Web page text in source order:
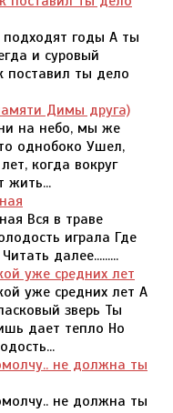
годы А ты
и суровый
поставил ты дело
Димы друга)
на небо, мы же
однобоко Ушел,
когда вокруг
жить...
Вся в траве
играла Где
далее.........
уже средних лет
уже средних лет А
зверь Ты
дает тепло Но
не должна ты
не должна ты